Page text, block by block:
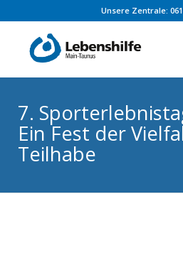
Unsere Zentrale:
7.
Ein Fest der
Teilhabe